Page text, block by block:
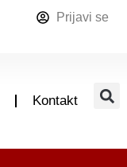
Prijavi se
Kontakt